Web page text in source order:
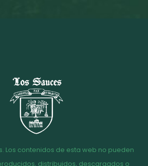
Los contenidos de esta web no pueden
distribuidos, descargados o